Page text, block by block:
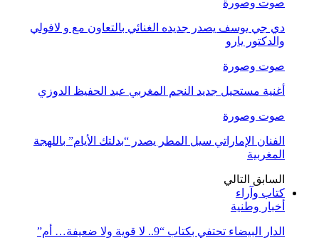
صوت وصورة
دي جي يوسف يصدر جديده الغنائي بالتعاون مع و لافولي
والدكتور يارو
صوت وصورة
أغنية مستحيل جديد النجم المغربي عبد الحفيظ الدوزي
صوت وصورة
الفنان الإماراتي سيل المطر يصدر “بدلتك الأيام” باللهجة
المغربية
السابق التالي
كتاب وآراء
أخبار وطنية
الدار البيضاء تحتفي بكتاب “9.. لا قوية ولا ضعيفة… أم”